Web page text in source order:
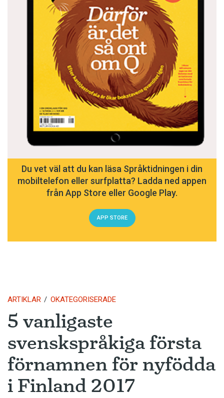
Du vet väl att du kan läsa Språktidningen i din
mobiltelefon eller surfplatta? Ladda ned appen
från App Store eller Google Play.
APP STORE
ARTIKLAR OKATEGORISERADE
5 vanligaste
svenskspråkiga första
förnamnen för nyfödda
i Finland 2017